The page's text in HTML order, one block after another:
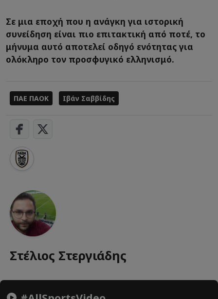
Σε μια εποχή που η ανάγκη για ιστορική
συνείδηση είναι πιο επιτακτική από ποτέ, το
μήνυμα αυτό αποτελεί οδηγό ενότητας για
ολόκληρο τον προσφυγικό ελληνισμό.
ΠΑΕ ΠΑΟΚ Ιβάν Σαββίδης
Στέλιος Στεργιάδης